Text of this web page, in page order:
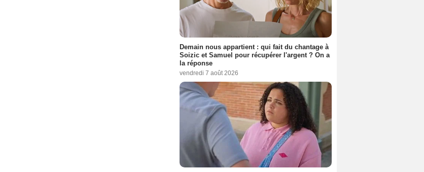
Demain nous appartient : qui fait du chantage à
Soizic et Samuel pour récupérer l'argent ? On a
la réponse
vendredi 7 août 2026